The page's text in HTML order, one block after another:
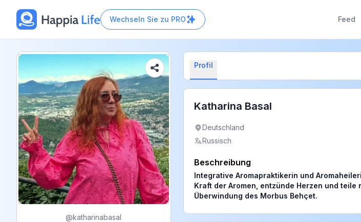
Wechseln Sie zu PRO Feed
@katharinabasal
Profil
Katharina Basal
Deutschland
Russisch
Beschreibung
Integrative Aromapraktikerin und
Kraft der Aromen, entzünde Herzen und teile
Überwindung des Morbus Behçet.